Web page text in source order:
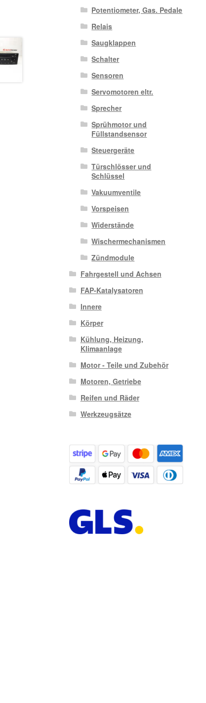
Potentiometer, Gas. Pedale
Relais
Saugklappen
Schalter
Sensoren
Servomotoren eltr.
Sprecher
Sprühmotor und
Füllstandsensor
Steuergeräte
Türschlösser und
Schlüssel
Vakuumventile
Vorspeisen
Widerstände
Wischermechanismen
Zündmodule
Fahrgestell und Achsen
FAP-Katalysatoren
Innere
Körper
Kühlung, Heizung,
Klimaanlage
Motor - Teile und Zubehör
Motoren, Getriebe
Reifen und Räder
Werkzeugsätze